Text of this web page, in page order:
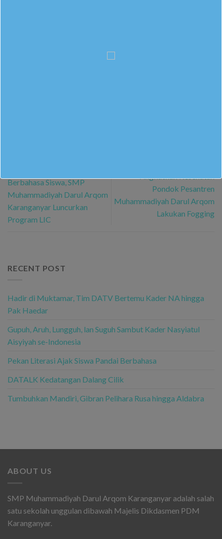
Berbahasa Siswa, SMP
Muhammadiyah Darul Arqom
Karanganyar Luncurkan
Program LIC
Tingkatkan Kesehatan
Pondok Pesantren
Muhammadiyah Darul Arqom
Lakukan Fogging
RECENT POST
Hadir di Muktamar, Tim DATV Bertemu Kader NA hingga
Pak Haedar
Gupuh, Aruh, Lungguh, lan Suguh Sambut Kader Nasyiatul
Aisyiyah se-Indonesia
Pekan Literasi Ajak Siswa Pandai Berbahasa
DATALK Kedatangan Dalang Cilik
Tumbuhkan Mandiri, Gibran Pelihara Rusa hingga Aldabra
ABOUT US
SMP Muhammadiyah Darul Arqom Karanganyar adalah salah
satu sekolah unggulan dibawah Majelis Dikdasmen PDM
Karanganyar.